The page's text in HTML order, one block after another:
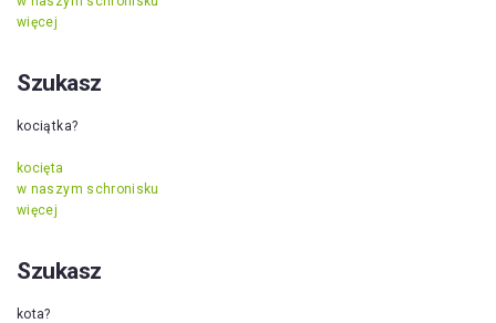
więcej
Szukasz
kociątka?
kocięta
w naszym schronisku
więcej
Szukasz
kota?